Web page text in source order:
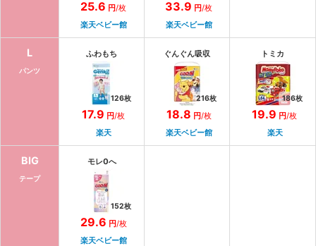
25.6 円/枚
楽天ベビー館
33.9 円/枚
楽天ベビー館
L
パンツ
ふわもち
126枚
17.9 円/枚
楽天
ぐんぐん吸収
216枚
18.8 円/枚
楽天ベビー館
トミカ
186枚
19.9 円/枚
楽天
BIG
テープ
モレ0へ
152枚
29.6 円/枚
楽天ベビー館